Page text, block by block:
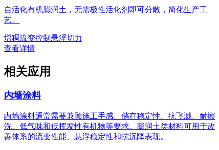
自活化有机膨润土，无需极性活化剂即可分散，简化生产工
艺。
增稠流变控制 悬浮切力
查看详情
相关应用
内墙涂料
内墙涂料通常需要兼顾施工手感、储存稳定性、抗飞溅、耐擦
洗、低气味和低挥发性有机物等要求。膨润土类材料可用于改
善体系的流变性能、悬浮稳定性和抗沉降表现。